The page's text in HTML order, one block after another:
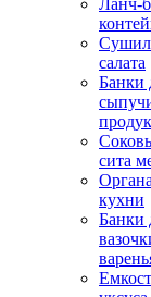
Ланч-
салата
Банки
сита
кухни
Банки